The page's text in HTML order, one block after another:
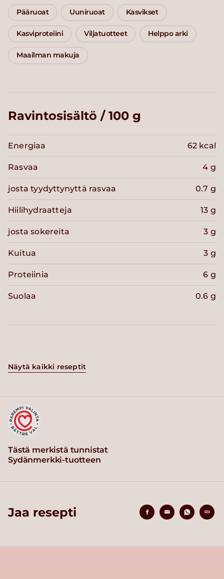
Pääruoat Uuniruoat Kasvikset
Kasviproteiini Viljatuotteet Helppo arki
Maailman makuja
Ravintosisältö / 100 g
Energiaa 62 kcal
Rasvaa 4 g
josta tyydyttynyttä rasvaa 0.7 g
Hiilihydraatteja 13 g
josta sokereita 3 g
Kuitua 3 g
Proteiinia 6 g
Suolaa 0.6 g
Näytä kaikki reseptit
Tästä merkistä tunnistat
Sydänmerkki-tuotteen
Jaa resepti